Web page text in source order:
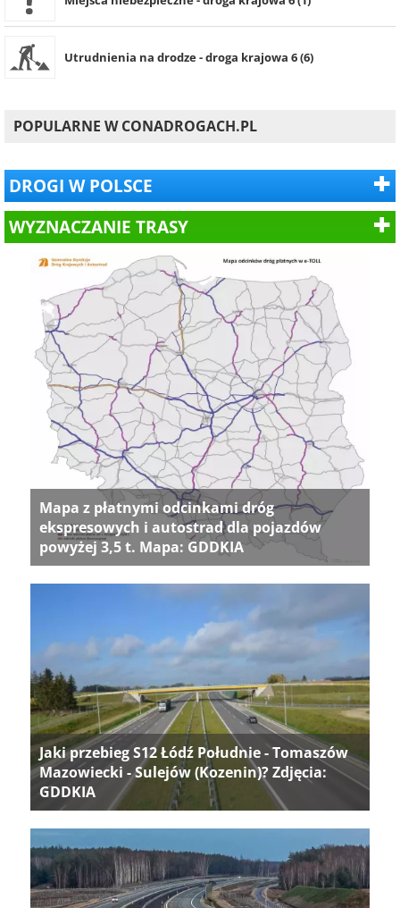
Utrudnienia na drodze - droga krajowa 6 (6)
POPULARNE W CONADROGACH.PL
DROGI W POLSCE
WYZNACZANIE TRASY
Mapa z płatnymi odcinkami dróg
ekspresowych i autostrad dla pojazdów
powyżej 3,5 t. Mapa: GDDKIA
Jaki przebieg S12 Łódź Południe - Tomaszów
Mazowiecki - Sulejów (Kozenin)? Zdjęcia:
GDDKIA